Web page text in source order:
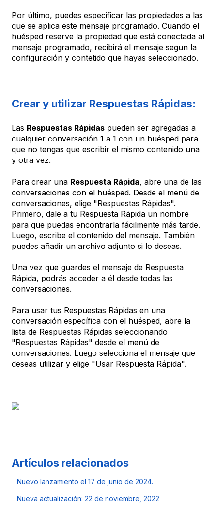
Por último, puedes especificar las propiedades a las
que se aplica este mensaje programado. Cuando el
huésped reserve la propiedad que está conectada al
mensaje programado, recibirá el mensaje segun la
configuración y contetido que hayas seleccionado.
Crear y utilizar Respuestas Rápidas:
Las Respuestas Rápidas pueden ser agregadas a
cualquier conversación 1 a 1 con un huésped para
que no tengas que escribir el mismo contenido una
y otra vez.
Para crear una Respuesta Rápida, abre una de las
conversaciones con el huésped. Desde el menú de
conversaciones, elige "Respuestas Rápidas".
Primero, dale a tu Respuesta Rápida un nombre
para que puedas encontrarla fácilmente más tarde.
Luego, escribe el contenido del mensaje. También
puedes añadir un archivo adjunto si lo deseas.
Una vez que guardes el mensaje de Respuesta
Rápida, podrás acceder a él desde todas las
conversaciones.
Para usar tus Respuestas Rápidas en una
conversación específica con el huésped, abre la
lista de Respuestas Rápidas seleccionando
"Respuestas Rápidas" desde el menú de
conversaciones. Luego selecciona el mensaje que
deseas utilizar y elige "Usar Respuesta Rápida".
Artículos relacionados
Nuevo lanzamiento el 17 de junio de 2024.
Nueva actualización: 22 de noviembre, 2022